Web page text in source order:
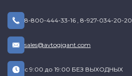
8-800-444-33-16 , 8-927-034-20-20
sales@avtogigant.com
с 9:00 до 19:00 БЕЗ ВЫХОДНЫХ